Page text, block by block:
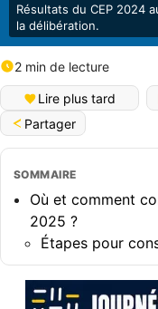
Résultats du CEP 2024
la délibération.
2 min de lecture
Lire plus tard
Partager
SOMMAIRE
Où et comment
2025 ?
Étapes pour